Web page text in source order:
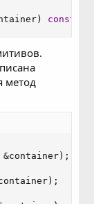
) const
метод
&container ) ;
) ;